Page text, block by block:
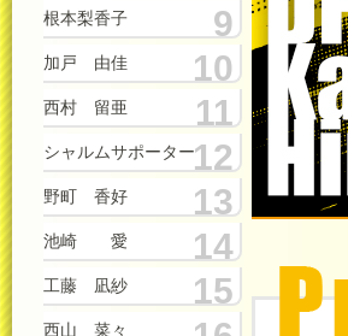
根本梨香子 9
加戸 由佳 10
西村 留亜 11
シャルムサポーター12
野町 香好 13
池崎 愛 14
工藤 凪紗 15
西山 菜々